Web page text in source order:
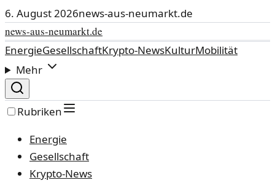
6. August 2026news-aus-neumarkt.de
news-aus-neumarkt.de
EnergieGesellschaftKrypto-NewsKulturMobilität
Mehr
Rubriken
Energie
Gesellschaft
Krypto-News